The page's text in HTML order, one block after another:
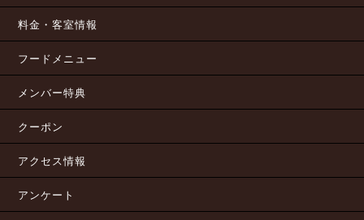
料金・客室情報
フードメニュー
メンバー特典
クーポン
アクセス情報
アンケート